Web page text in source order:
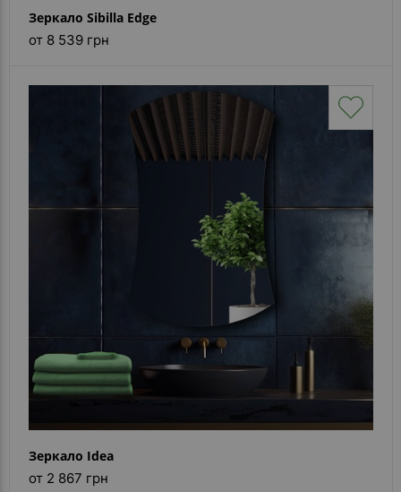
Зеркало Sibilla Edge
от 8 539 грн
Зеркало Idea
от 2 867 грн